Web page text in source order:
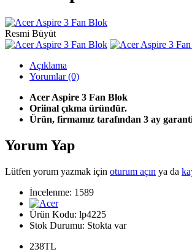
Resmi Büyüt
Açıklama
Yorumlar (0)
Acer Aspire 3 Fan Blok
Oriinal çıkma üründür.
Ürün, firmamız tarafından 3 ay
Yorum Yap
Lütfen yorum yazmak için oturum açın ya da
İncelenme: 1589
Ürün Kodu: lp4225
Stok Durumu: Stokta var
238TL